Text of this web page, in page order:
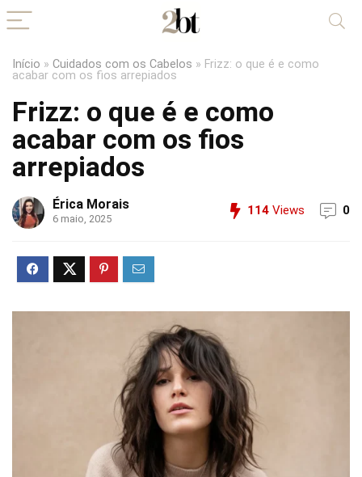
Início » Cuidados com os Cabelos » Frizz: o que é e como
acabar com os fios arrepiados
Frizz: o que é e como
acabar com os fios
arrepiados
Érica Morais
6 maio, 2025
114 Views 0